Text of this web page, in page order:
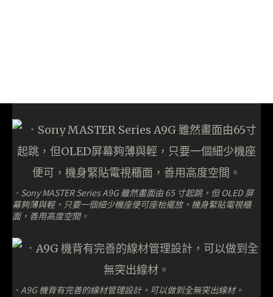
．Sony MASTER Series A9G 雖然畫面由 65 寸起跳，但 OLED 屏
幕夠薄與輕，只要一個細少機座便可座枱擺放，機身緊貼電視櫃
面，善用高度空間。
．A9G 機背有完善的線材管理設計，可以做到全無突出線材。